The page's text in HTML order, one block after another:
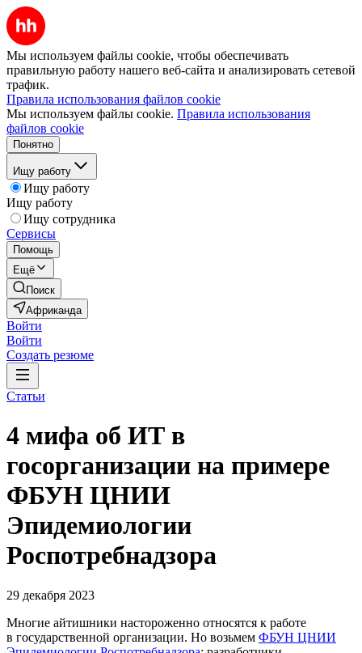
Мы используем файлы cookie, чтобы обеспечивать
правильную работу нашего веб-сайта и анализировать сетевой
трафик.
Правила использования файлов cookie
Мы используем файлы cookie. Правила использования
файлов cookie
Понятно
Ищу работу
Ищу работу
Ищу работу
Ищу сотрудника
Сервисы
Помощь
Ещё
Поиск
Африканда
Войти
Войти
Создать резюме
Статьи
4 мифа об ИТ в
госорганизации на примере
ФБУН ЦНИИ
Эпидемиологии
Роспотребнадзора
29 декабря 2023
Многие айтишники настороженно относятся к работе
в государственной организации. Но возьмем ФБУН ЦНИИ